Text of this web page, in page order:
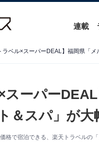
連載
ラベル×スーパーDEAL】福岡県「
スーパー
＆スパ」が大
格で宿泊できる、楽天トラベルの